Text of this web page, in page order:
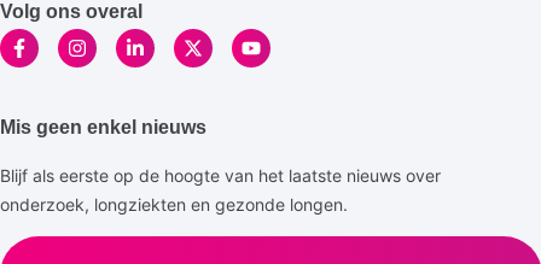
Volg ons overal
Mis geen enkel nieuws
Blijf als eerste op de hoogte van het laatste nieuws over
onderzoek, longziekten en gezonde longen.